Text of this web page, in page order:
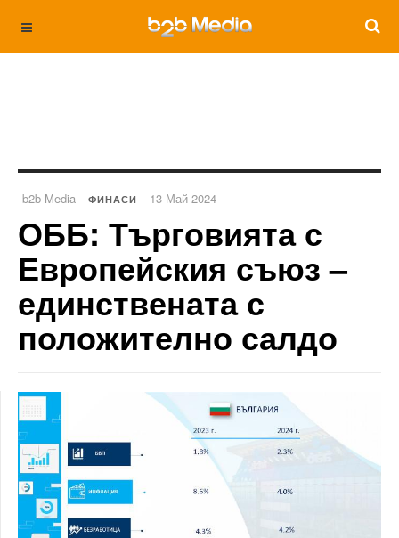
b2b Media ФИНАСИ 13 Май 2024
ОББ: Търговията с
Европейския съюз –
единствената с
положително салдо